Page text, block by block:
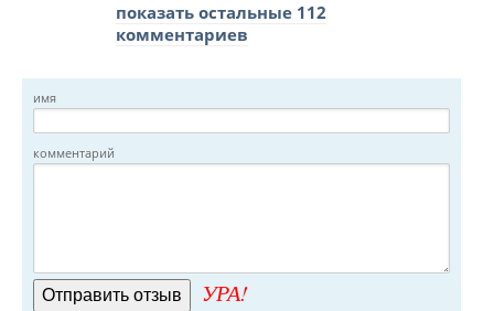
показать остальные 112
комментариев
имя
комментарий
УРА!